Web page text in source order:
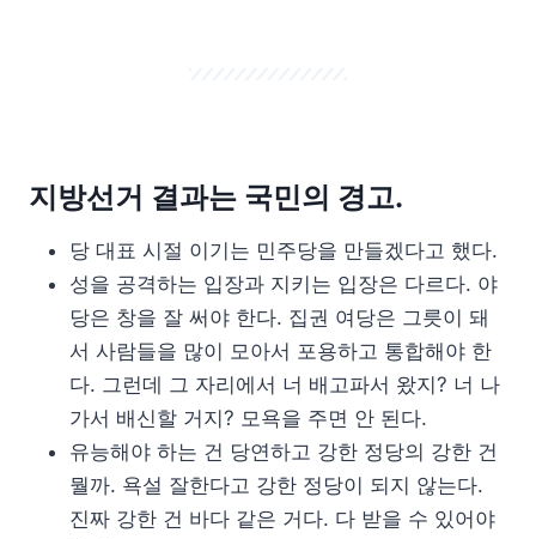
지방선거 결과는 국민의 경고.
당 대표 시절 이기는 민주당을 만들겠다고 했다.
성을 공격하는 입장과 지키는 입장은 다르다. 야
당은 창을 잘 써야 한다. 집권 여당은 그릇이 돼
서 사람들을 많이 모아서 포용하고 통합해야 한
다. 그런데 그 자리에서 너 배고파서 왔지? 너 나
가서 배신할 거지? 모욕을 주면 안 된다.
유능해야 하는 건 당연하고 강한 정당의 강한 건
뭘까. 욕설 잘한다고 강한 정당이 되지 않는다.
진짜 강한 건 바다 같은 거다. 다 받을 수 있어야